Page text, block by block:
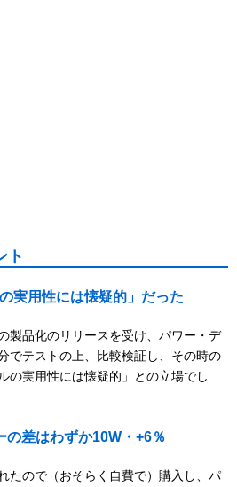
ト
実用性には懐疑的」だった
製品化のリリースを受け、パワー・デ
でテストの上、比較検証し、その時の
の実用性には懐疑的」との立場でし
の差はわずか10W・+6％
たので（おそらく自費で）購入し、パ